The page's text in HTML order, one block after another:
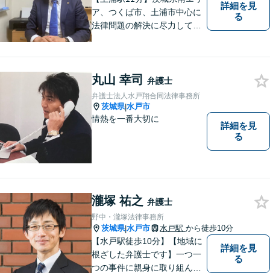
ア、つくば市、土浦市中心に
法律問題の解決に尽力してお
ら、お気軽にご相談くださ
い。
詳細を見
る
丸山 幸司 弁護士
弁護士法人水戸翔合同法律事務所
茨城県|水戸市
情熱を一番大切に
詳細を見
る
瀧塚 祐之 弁護士
野中・瀧塚法律事務所
茨城県|水戸市 水戸駅 から徒歩10分
【水戸駅徒歩10分】【地域に
根ざした弁護士です】一つ一
つの事件に親身に取り組んで
詳細を見
る